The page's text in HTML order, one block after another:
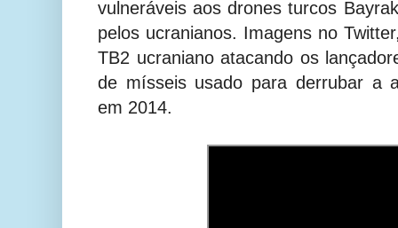
vulneráveis aos drones turcos
pelos ucranianos. Imagens no
TB2 ucraniano atacando os
de mísseis usado para derrubar a
em 2014.